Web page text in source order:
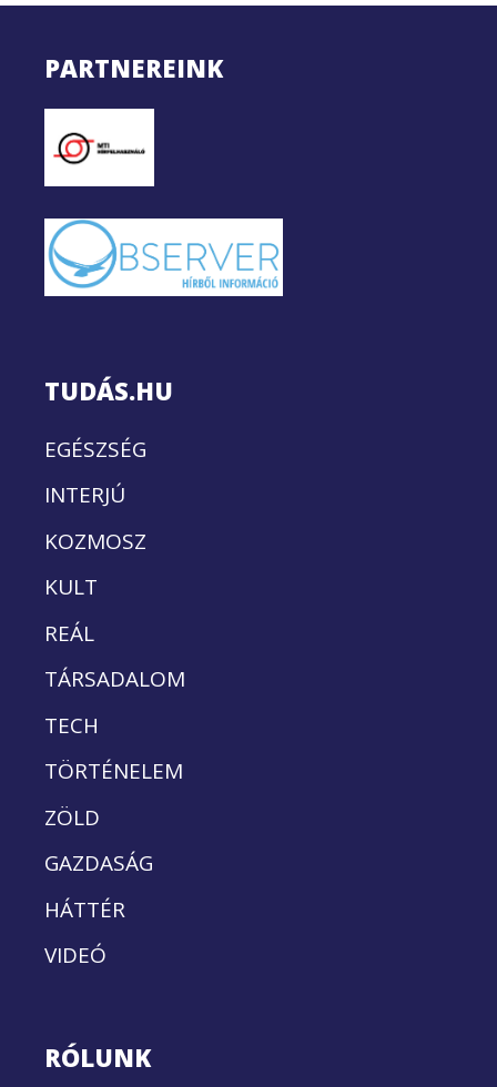
PARTNEREINK
TUDÁS.HU
EGÉSZSÉG
INTERJÚ
KOZMOSZ
KULT
REÁL
TÁRSADALOM
TECH
TÖRTÉNELEM
ZÖLD
GAZDASÁG
HÁTTÉR
VIDEÓ
RÓLUNK